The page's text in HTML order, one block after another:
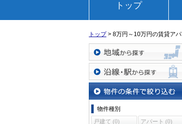
トップ
トップ> 8万円～10万円の賃貸ア
地域から探す
沿線・駅から探す
物件の条件で絞り込む
物件種別
戸建て (0)
アパート (0)